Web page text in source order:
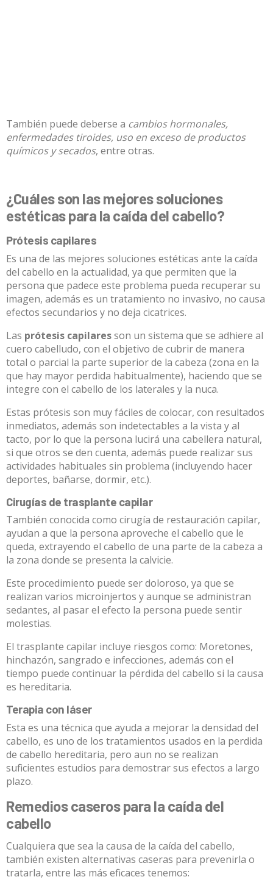
También puede deberse a cambios hormonales,
enfermedades tiroides, uso en exceso de productos
químicos y secados, entre otras.
¿Cuáles son las mejores soluciones
estéticas para la caída del cabello?
Prótesis capilares
Es una de las mejores soluciones estéticas ante la caída
del cabello en la actualidad, ya que permiten que la
persona que padece este problema pueda recuperar su
imagen, además es un tratamiento no invasivo, no causa
efectos secundarios y no deja cicatrices.
Las prótesis capilaresson un sistema que se adhiere al
cuero cabelludo, con el objetivo de cubrir de manera
total o parcial la parte superior de la cabeza (zona en la
que hay mayor perdida habitualmente), haciendo que se
integre con el cabello de los laterales y la nuca.
Estas prótesis son muy fáciles de colocar, con resultados
inmediatos, además son indetectables a la vista y al
tacto, por lo que la persona lucirá una cabellera natural,
si que otros se den cuenta, además puede realizar sus
actividades habituales sin problema (incluyendo hacer
deportes, bañarse, dormir, etc.).
Cirugías de trasplante capilar
También conocida como cirugía de restauración capilar,
ayudan a que la persona aproveche el cabello que le
queda, extrayendo el cabello de una parte de la cabeza a
la zona donde se presenta la calvicie.
Este procedimiento puede ser doloroso, ya que se
realizan varios microinjertos y aunque se administran
sedantes, al pasar el efecto la persona puede sentir
molestias.
El trasplante capilar incluye riesgos como: Moretones,
hinchazón, sangrado e infecciones, además con el
tiempo puede continuar la pérdida del cabello si la causa
es hereditaria.
Terapia con láser
Esta es una técnica que ayuda a mejorar la densidad del
cabello, es uno de los tratamientos usados en la perdida
de cabello hereditaria, pero aun no se realizan
suficientes estudios para demostrar sus efectos a largo
plazo.
Remedios caseros para la caída del
cabello
Cualquiera que sea la causa de la caída del cabello,
también existen alternativas caseras para prevenirla o
tratarla, entre las más eficaces tenemos: